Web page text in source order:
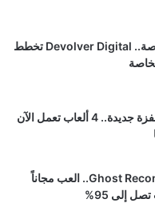
بعد سنوات في البورصة.. Devolver Digital تخطط
محاكي PS5 يحقق قفزة جديدة.. 4 ألعاب تعمل الآن
أفضل وقت لعشاق Ghost Recon.. العب مجاناً
إلى 95%